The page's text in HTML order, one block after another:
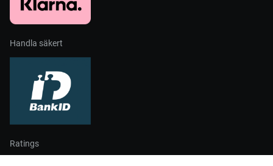
Handla säkert
Ratings